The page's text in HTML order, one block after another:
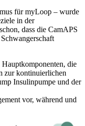
für myLoop – wurde
in der
dass die CamAPS
die
zur kontinuierlichen
Insulinpumpe und der
vor, während und